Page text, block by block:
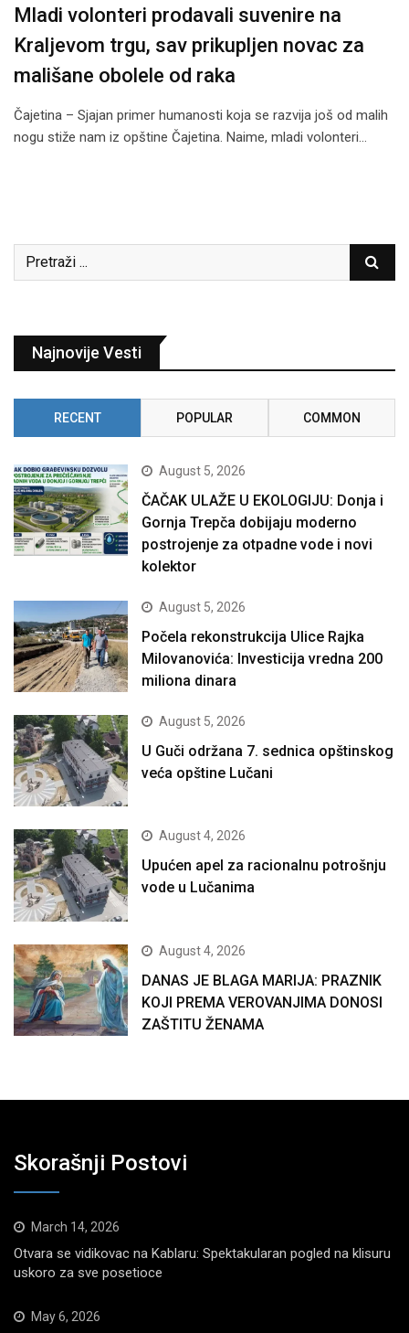
Mladi volonteri prodavali suvenire na
Kraljevom trgu, sav prikupljen novac za
mališane obolele od raka
Čajetina – Sjajan primer humanosti koja se razvija još od malih
nogu stiže nam iz opštine Čajetina. Naime, mladi volonteri…
Najnovije Vesti
RECENT POPULAR COMMON
August 5, 2026
ČAČAK ULAŽE U EKOLOGIJU: Donja i
Gornja Trepča dobijaju moderno
postrojenje za otpadne vode i novi
kolektor
August 5, 2026
Počela rekonstrukcija Ulice Rajka
Milovanovića: Investicija vredna 200
miliona dinara
August 5, 2026
U Guči održana 7. sednica opštinskog
veća opštine Lučani
August 4, 2026
Upućen apel za racionalnu potrošnju
vode u Lučanima
August 4, 2026
DANAS JE BLAGA MARIJA: PRAZNIK
KOJI PREMA VEROVANJIMA DONOSI
ZAŠTITU ŽENAMA
Skorašnji Postovi
March 14, 2026
Otvara se vidikovac na Kablaru: Spektakularan pogled na klisuru
uskoro za sve posetioce
May 6, 2026